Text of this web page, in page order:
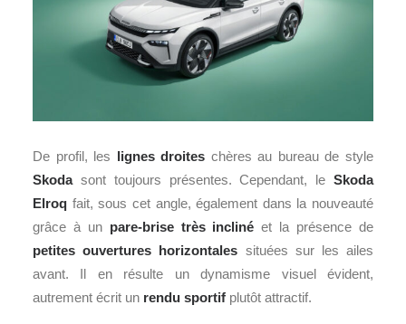
De profil, les lignes droites chères au bureau de style
Skodasont toujours présentes. Cependant, le Skoda
Elroq fait, sous cet angle, également dans la nouveauté
grâce à un pare-brise très incliné et la présence de
petites ouvertures horizontales situées sur les ailes
avant. Il en résulte un dynamisme visuel évident,
autrement écrit un rendu sportif plutôt attractif.